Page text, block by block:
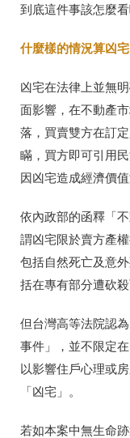
到底這件事該怎麼看
什麼樣的情況算凶
凶宅在法律上並無
面影響，在不動產
落，買賣雙方在訂
瞞，買方即可引用
因凶宅造成經濟價
依內政部的函釋 「
謂凶宅限於賣方產
包括自然死亡及意
括在專有部分遭砍
但台灣高等法院認
事件」，並不限定
以影響住戶心理或
「凶宅」。
若如本案中無生命